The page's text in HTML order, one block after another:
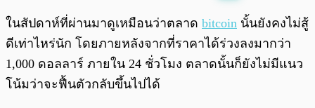
พร้อมเล่น 0:00 /
ในสัปดาห์ที่ผ่านมาดูเหมือนว่าตลาด bitcoin นั้นยังคงไม่สู้
ดีเท่าไหร่นัก โดยภายหลังจากที่ราคาได้ร่วงลงมากว่า
1,000 ดอลลาร์ ภายใน 24 ชั่วโมง ตลาดนั้นก็ยังไม่มีแนว
โน้มว่าจะฟื้นตัวกลับขึ้นไปได้